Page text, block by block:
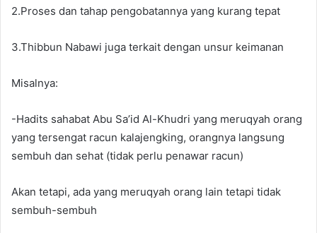
2.Proses dan tahap pengobatannya yang kurang tepat
3.Thibbun Nabawi juga terkait dengan unsur keimanan
Misalnya:
-Hadits sahabat Abu Sa’id Al-Khudri yang meruqyah orang
yang tersengat racun kalajengking, orangnya langsung
sembuh dan sehat (tidak perlu penawar racun)
Akan tetapi, ada yang meruqyah orang lain tetapi tidak
sembuh-sembuh